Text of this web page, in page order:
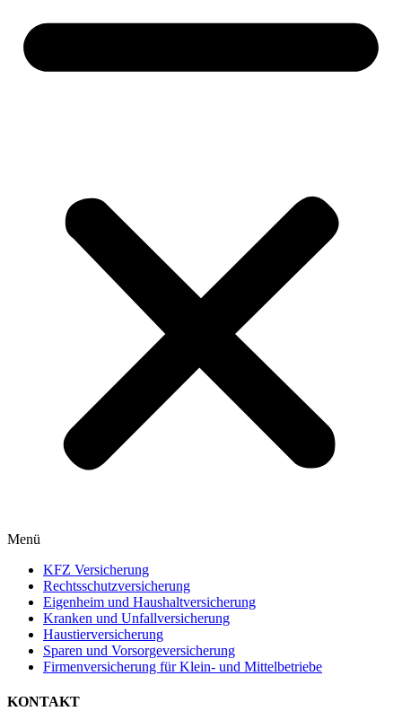
Menü
KFZ Versicherung
Rechtsschutzversicherung
Eigenheim und Haushaltversicherung
Kranken und Unfallversicherung
Haustierversicherung
Sparen und Vorsorgeversicherung
Firmenversicherung für Klein- und Mittelbetriebe
KONTAKT